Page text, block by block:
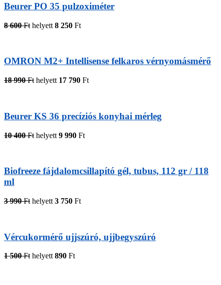
Beurer PO 35 pulzoximéter
8 600 Ft helyett 8 250 Ft
OMRON M2+ Intellisense felkaros vérnyomásmérő
18 990 Ft helyett 17 790 Ft
Beurer KS 36 precíziós konyhai mérleg
10 400 Ft helyett 9 990 Ft
Biofreeze fájdalomcsillapító gél, tubus, 112 gr / 118
ml
3 990 Ft helyett 3 750 Ft
Vércukormérő ujjszúró, ujjbegyszúró
1 500 Fthelyett890 Ft